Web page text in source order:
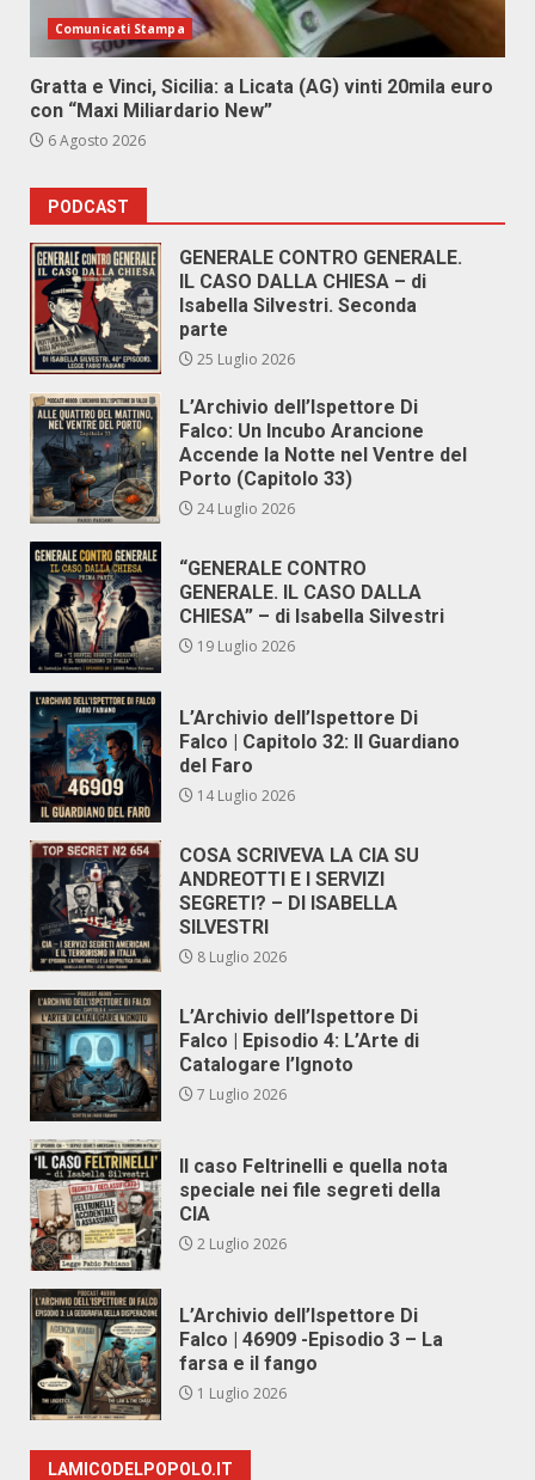
Comunicati Stampa
Gratta e Vinci, Sicilia: a Licata (AG) vinti 20mila euro
con “Maxi Miliardario New”
6 Agosto 2026
PODCAST
GENERALE CONTRO GENERALE.
IL CASO DALLA CHIESA – di
Isabella Silvestri. Seconda
parte
25 Luglio 2026
L’Archivio dell’Ispettore Di
Falco: Un Incubo Arancione
Accende la Notte nel Ventre del
Porto (Capitolo 33)
24 Luglio 2026
“GENERALE CONTRO
GENERALE. IL CASO DALLA
CHIESA” – di Isabella Silvestri
19 Luglio 2026
L’Archivio dell’Ispettore Di
Falco | Capitolo 32: Il Guardiano
del Faro
14 Luglio 2026
COSA SCRIVEVA LA CIA SU
ANDREOTTI E I SERVIZI
SEGRETI? – DI ISABELLA
SILVESTRI
8 Luglio 2026
L’Archivio dell’Ispettore Di
Falco | Episodio 4: L’Arte di
Catalogare l’Ignoto
7 Luglio 2026
Il caso Feltrinelli e quella nota
speciale nei file segreti della
CIA
2 Luglio 2026
L’Archivio dell’Ispettore Di
Falco | 46909 -Episodio 3 – La
farsa e il fango
1 Luglio 2026
LAMICODELPOPOLO.IT